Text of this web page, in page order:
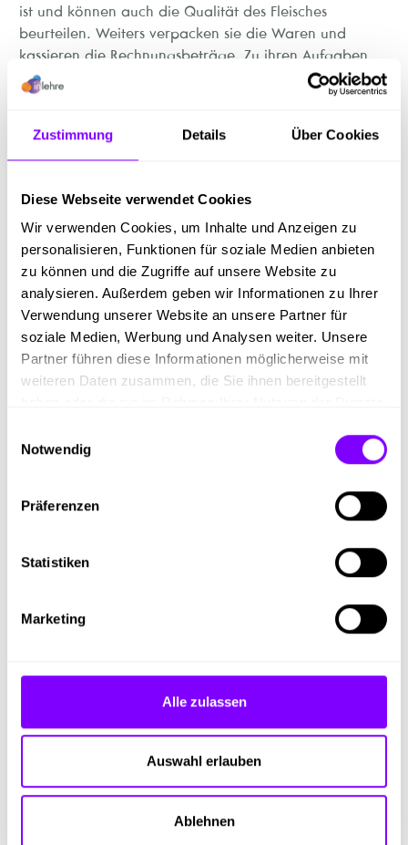
Zustimmung Details Über Cookies
Diese Webseite verwendet Cookies
Wir verwenden Cookies, um Inhalte und Anzeigen zu
personalisieren, Funktionen für soziale Medien anbieten
zu können und die Zugriffe auf unsere Website zu
analysieren. Außerdem geben wir Informationen zu Ihrer
Verwendung unserer Website an unsere Partner für
soziale Medien, Werbung und Analysen weiter. Unsere
Partner führen diese Informationen möglicherweise mit
weiteren Daten zusammen, die Sie ihnen bereitgestellt
Notwendig
Präferenzen
Statistiken
Marketing
Alle zulassen
Auswahl erlauben
Ablehnen
ist und können auch die Qualität des Fleisches
beurteilen. Weiters verpacken sie die Waren und
kassieren die Rechnungsbeträge. Zu ihren Aufgaben
gehört auch die Herstellung von Salaten und
Fleischgerichten. Im Platten- und Partyservice können
Kund:innen beraten und Waren verkaufen
Fleischwaren nach ihrer Art und Qualität
beurteilen
Fleisch und Fleischwaren verkaufsfertig herrichten,
ansprechend präsentieren und auszeichnen (=
Preise angeben)
Fleisch und Fleischwaren kühlen, einfrieren und
lagern
Noch mehr Möglichkeiten
Mit anderen Lehrberufen
vergleichen
Weiter